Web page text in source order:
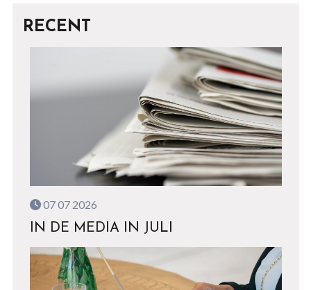
RECENT
07 07 2026
IN DE MEDIA IN JULI